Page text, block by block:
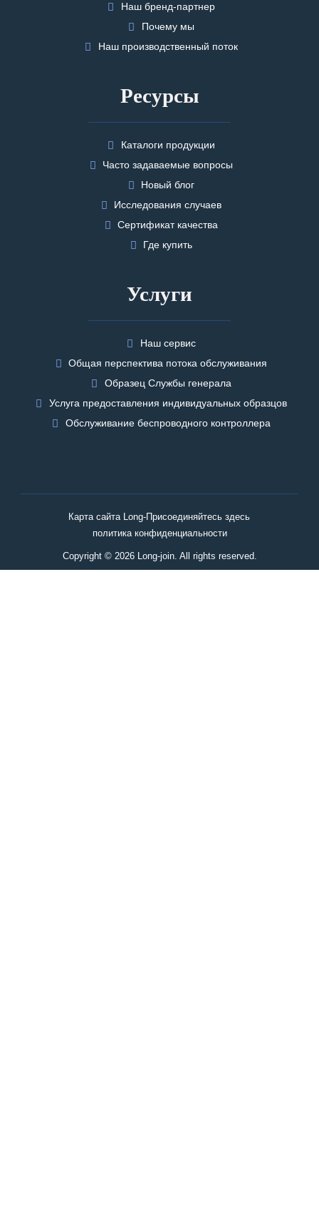
Наш бренд-партнер
Почему мы
Наш производственный поток
Ресурсы
Каталоги продукции
Часто задаваемые вопросы
Новый блог
Исследования случаев
Сертификат качества
Где купить
Услуги
Наш сервис
Общая перспектива потока обслуживания
Образец Службы генерала
Услуга предоставления индивидуальных образцов
Обслуживание беспроводного контроллера
Карта сайта Long-Присоединяйтесь здесь
политика конфиденциальности
Copyright © 2026 Long-join. All rights reserved.